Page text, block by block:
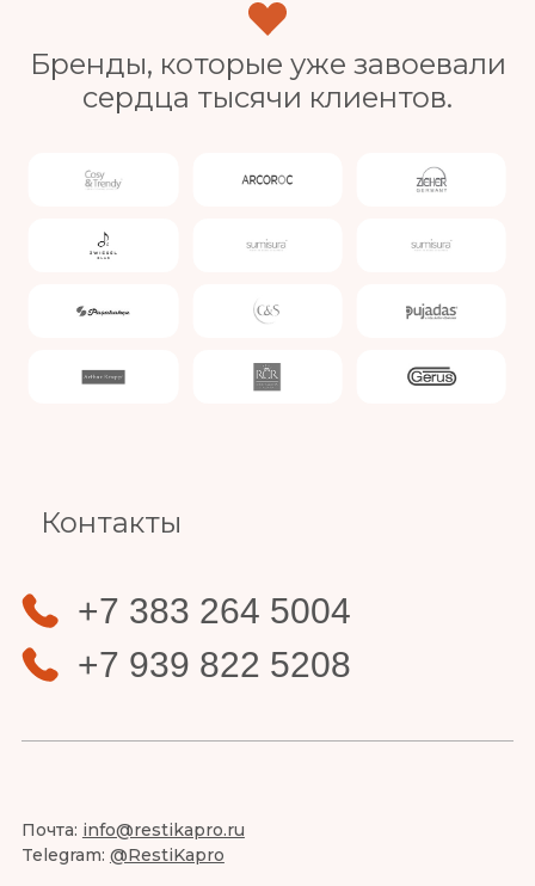
Бренды, которые уже завоевали
сердца тысячи клиентов.
Контакты
+7 383 264 5004
+7 939 822 5208
Почта: info@restikapro.ru
Telegram: @RestiKapro